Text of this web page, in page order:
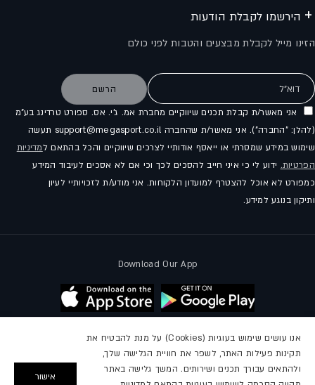
הירשמו לקבלת הודעות
הזינו מייל לקבלת מבצעים והטבות לפני כולם
דוא"ל הרשם
אני מאשר/ת קבלת תכנים שיווקיים מחברת אמ. ג'י. אס. ספורט טרדינג בע"מ
(להלן: "החברה"). אני מאשר/ת שהחברה support@megasport.co.il תעשה
שימוש במידע שמסרתי או ייאסף אודותיי לצרכים שיווקיים והכל בהתאם למדיניות
הפרטיות. ידוע לי כי איני חייב להסכים לכך וכי אם לא אסכים לעיבוד המידע
כמפורט לא אוכל להצטרף למועדון הלקוחות. אני מודע/ת לזכויותיי לעיון
ותיקון בנוגע למידע.
Download Our App
עקבו אחרינו
אנו עושים שימוש בעוגיות (Cookies) על מנת להבטיח את
תקינות פעילות האתר, לשפר את חוויית הגלישה שלך,
ולהתאים עבורך תכנים ושירותים. המשך גלישה באתר
אישור